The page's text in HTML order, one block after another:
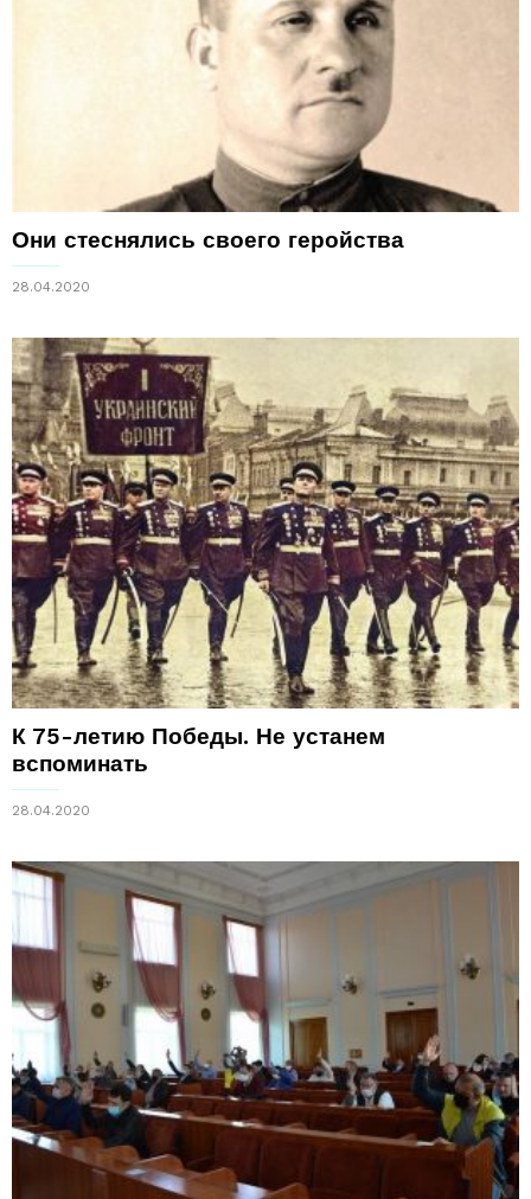
Они стеснялись своего геройства
28.04.2020
К 75-летию Победы. Не устанем
вспоминать
28.04.2020